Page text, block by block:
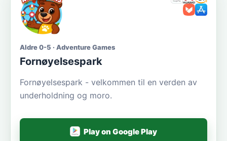
Aldre 0-5 · Adventure Games
Fornøyelsespark
Fornøyelsespark - velkommen til en verden av
underholdning og moro.
Play on Google Play